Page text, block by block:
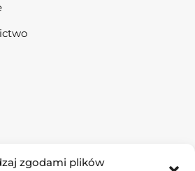
zgodami plików